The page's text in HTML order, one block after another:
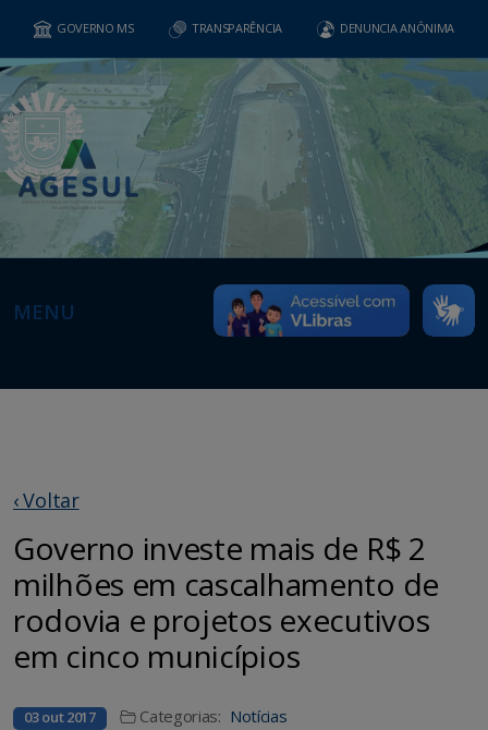
GOVERNO MS TRANSPARÊNCIA DENUNCIA ANÔNIMA
MENU
‹ Voltar
Governo investe mais de R$ 2
milhões em cascalhamento de
rodovia e projetos executivos
em cinco municípios
03 out 2017 Categorias: Notícias